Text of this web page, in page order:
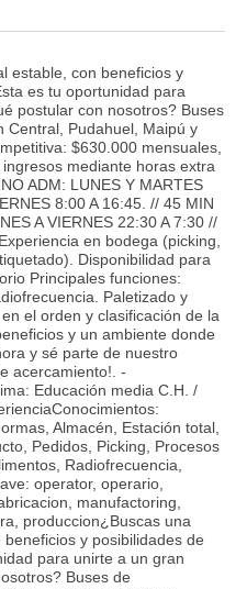
estable, con beneficios y
es tu oportunidad para
postular con nosotros? Buses
Central, Pudahuel, Maipú y
$630.000 mensuales,
mediante horas extra
ADM: LUNES Y MARTES
8:00 A 16:45. // 45 MIN
A VIERNES 22:30 A 7:30 //
en bodega (picking,
Disponibilidad para
Principales funciones:
Paletizado y
el orden y clasificación de la
y un ambiente donde
y sé parte de nuestro
acercamiento!. -
Educación media C.H. /
Almacén, Estación total,
Pedidos, Picking, Procesos
Radiofrecuencia,
operator, operario,
manufactoring,
produccion¿Buscas una
y posibilidades de
para unirte a un gran
Buses de